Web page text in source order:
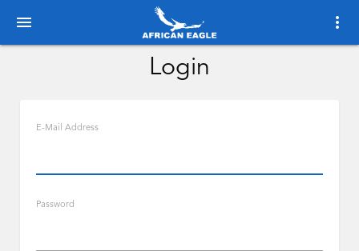
menu more_vert
Login
E-Mail Address
Password